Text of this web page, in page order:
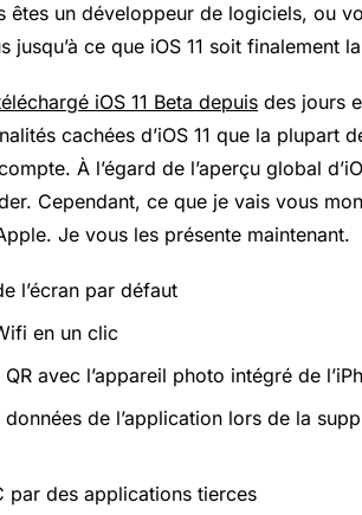
un développeur de logiciels, ou
ce que iOS 11 soit finalement
iOS 11 Beta depuis des jours
cachées d’iOS 11 que la plupart
À l’égard de l’aperçu global
Cependant, ce que je vais vous
Je vous les présente maintenant.
l’écran par défaut
en un clic
avec l’appareil photo intégré de
de l’application lors de la
par des applications tierces